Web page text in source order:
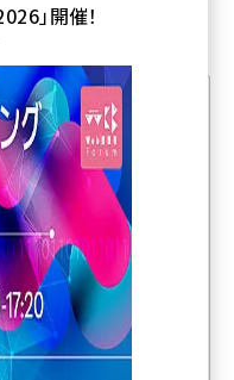
る会報誌「やまびこ」
イトを最初に作るこ
し！
」開催！